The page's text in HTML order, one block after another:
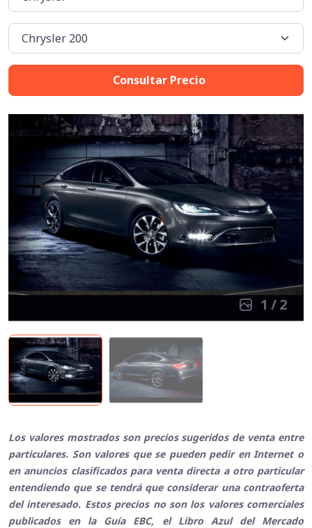
Consultar Precio
1 /2
Los valores mostrados son precios sugeridos de venta entre
particulares. Son valores que se pueden pedir en Internet o
en anuncios clasificados para venta directa a otro particular
entendiendo que se tendrá que considerar una contraoferta
del interesado. Estos precios no son los valores comerciales
publicados en la Guía EBC, el Libro Azul del Mercado